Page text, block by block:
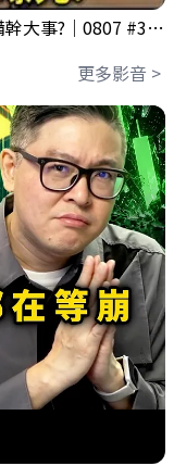
鴻海回測季線是機會還是危機!?下周準備幹大事?｜0807 #3661 #2317 #2317鴻海
更多影音 >